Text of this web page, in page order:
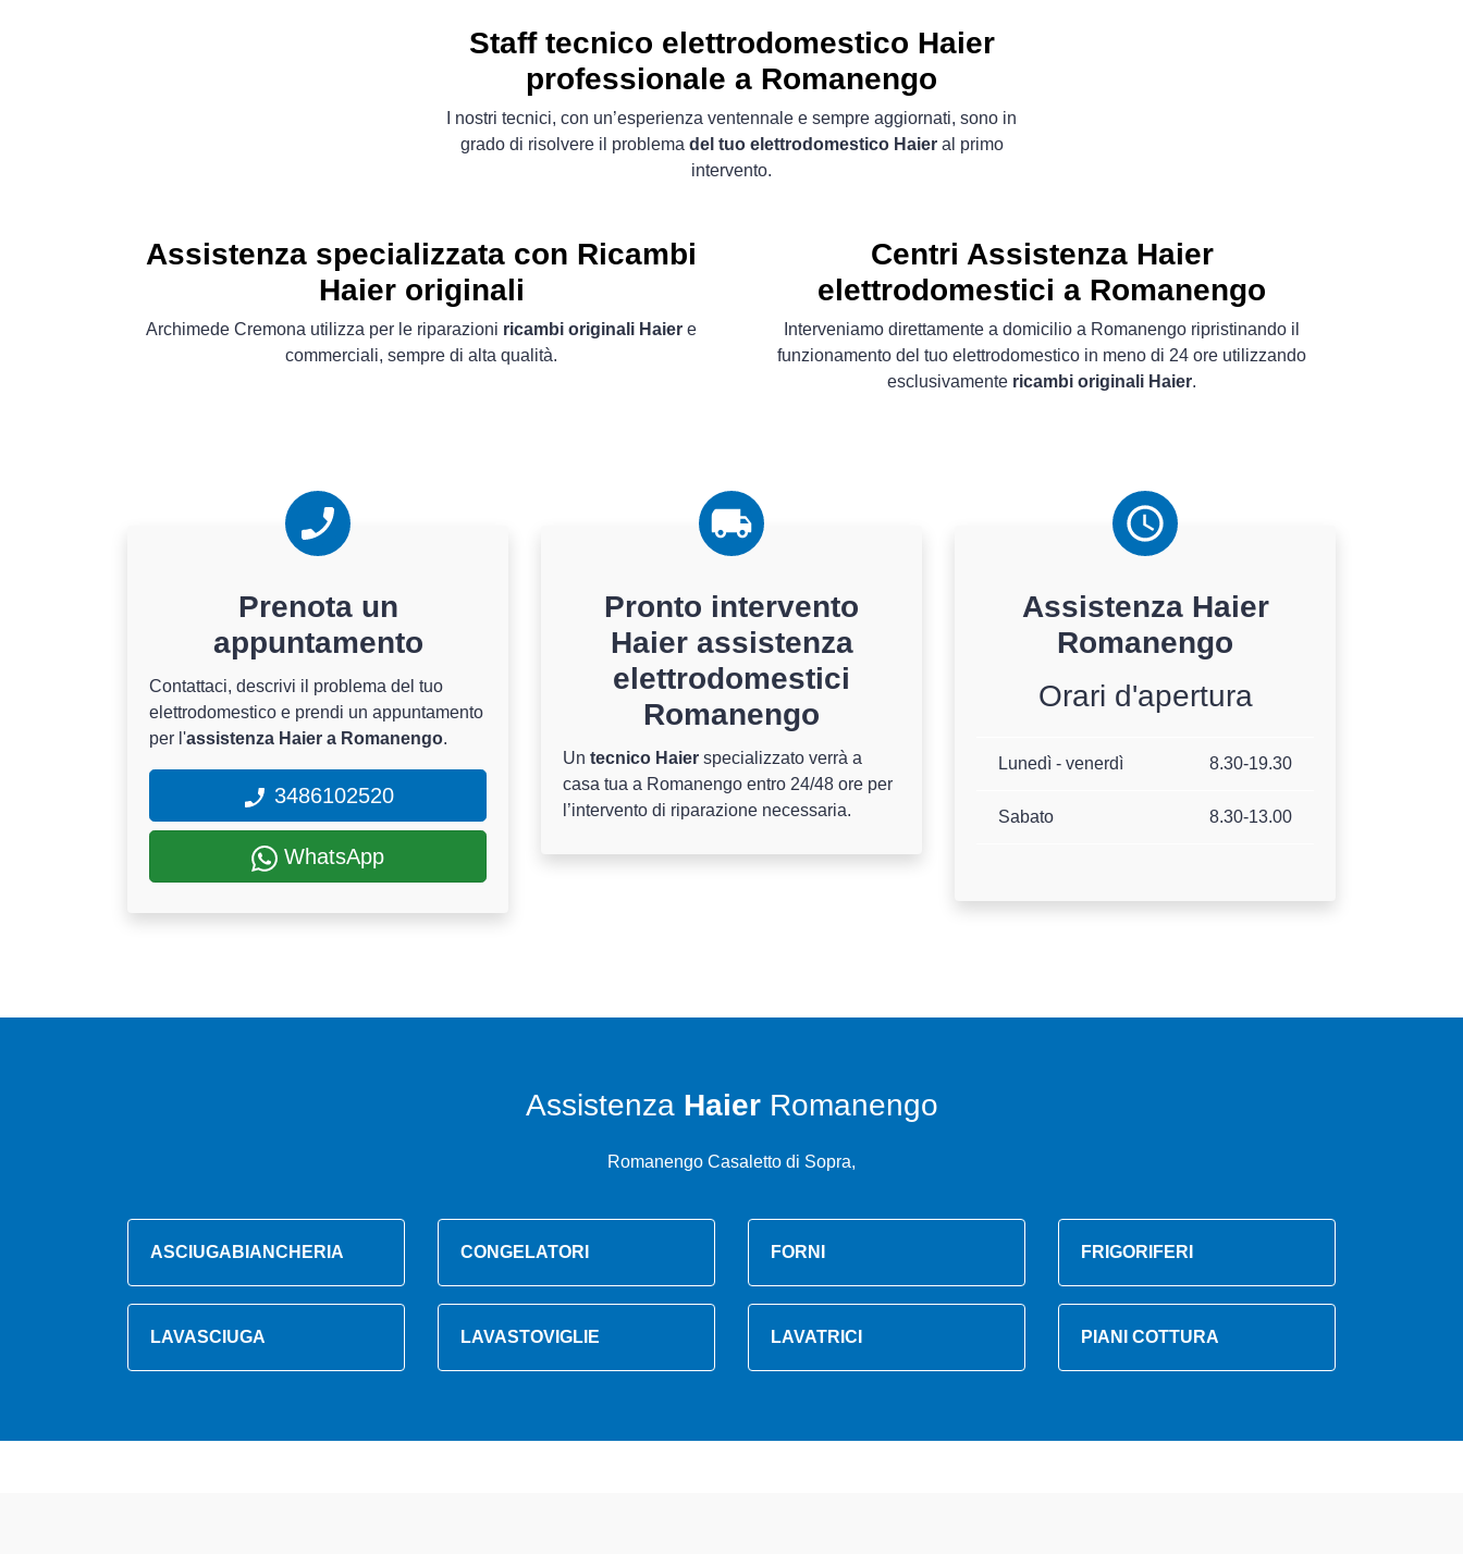
Staff tecnico elettrodomestico Haier
professionale a Romanengo
I nostri tecnici, con un’esperienza ventennale e sempre aggiornati, sono in
grado di risolvere il problema del tuo elettrodomestico Haieral primo
intervento.
Assistenza specializzata con Ricambi
Haier originali
Archimede Cremona utilizza per le riparazioni ricambi originali Haier e
commerciali, sempre di alta qualità.
Centri Assistenza Haier
elettrodomestici a Romanengo
Interveniamo direttamente a domicilio a Romanengo ripristinando il
funzionamento del tuo elettrodomestico in meno di 24 ore utilizzando
esclusivamente ricambi originali Haier.
Prenota un
appuntamento
Contattaci, descrivi il problema del tuo
elettrodomestico e prendi un appuntamento
per l'assistenza Haier a Romanengo.
3486102520
WhatsApp
Pronto intervento
Haier assistenza
elettrodomestici
Romanengo
Un tecnico Haier specializzato verrà a
casa tua a Romanengo entro 24/48 ore per
l’intervento di riparazione necessaria.
Assistenza Haier
Romanengo
Orari d'apertura
Lunedì - venerdì 8.30-19.30
Sabato 8.30-13.00
Assistenza HaierRomanengo
Romanengo Casaletto di Sopra,
ASCIUGABIANCHERIA CONGELATORI FORNI FRIGORIFERI
LAVASCIUGA LAVASTOVIGLIE LAVATRICI PIANI COTTURA